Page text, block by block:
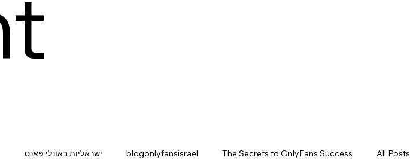
All Posts
The Secrets to OnlyFans Success
blogonlyfansisrael ישראליות באונלי פאנס